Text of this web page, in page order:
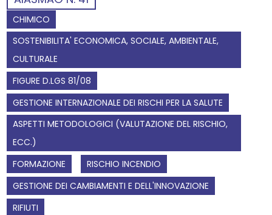
CHIMICO
SOSTENIBILITA' ECONOMICA, SOCIALE, AMBIENTALE,
CULTURALE
FIGURE D.LGS 81/08
GESTIONE INTERNAZIONALE DEI RISCHI PER LA SALUTE
ASPETTI METODOLOGICI (VALUTAZIONE DEL RISCHIO,
ECC.)
FORMAZIONE
RISCHIO INCENDIO
GESTIONE DEI CAMBIAMENTI E DELL'INNOVAZIONE
RIFIUTI